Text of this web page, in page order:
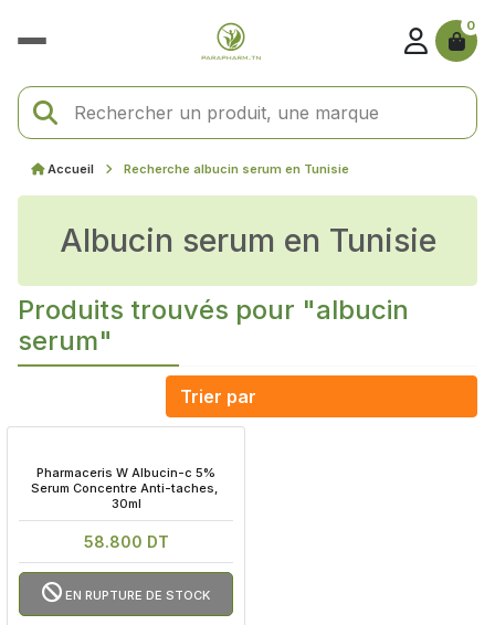
0
Accueil Recherche albucin serum en Tunisie
albucin serum en Tunisie
Produits trouvés pour "albucin
serum"
Pharmaceris W Albucin-c 5%
Serum Concentre Anti-taches,
30ml
58.800 DT
EN RUPTURE DE STOCK